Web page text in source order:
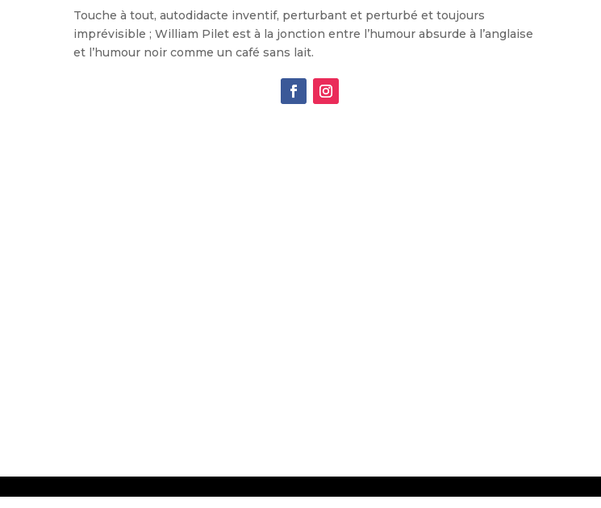
Touche à tout, autodidacte inventif, perturbant et perturbé et toujours
imprévisible ; William Pilet est à la jonction entre l’humour absurde à l’anglaise
et l’humour noir comme un café sans lait.